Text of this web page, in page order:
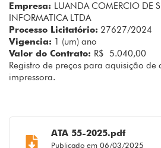
Empresa: LUANDA COMERCIO DE
INFORMATICA LTDA
Processo Licitatório: 27627/2024
Vigencia: 1 (um) ano
Valor do Contrato: R$ 5.040,00
Registro de preços para aquisição de
impressora.
ATA 55-2025.pdf
Publicado em 06/03/2025